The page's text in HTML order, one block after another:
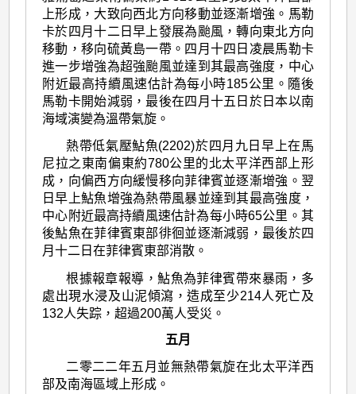
上形成，大致向西北方向移動並逐漸增強。馬勒
卡於四月十二日早上發展為颱風，轉向東北方向
移動，移向硫黃島一帶。四月十四日凌晨馬勒卡
進一步增強為超強颱風並達到其最高強度，中心
附近最高持續風速估計為每小時185公里。隨後
馬勒卡開始減弱，最後在四月十五日於日本以南
海域演變為溫帶氣旋。
熱帶低氣壓鮎魚(2202)於四月九日早上在馬
尼拉之東南偏東約780公里的北太平洋西部上形
成，向偏西方向緩慢移向菲律賓並逐漸增強。翌
日早上鮎魚增強為熱帶風暴並達到其最高強度，
中心附近最高持續風速估計為每小時65公里。其
後鮎魚在菲律賓東部徘徊並逐漸減弱，最後於四
月十二日在菲律賓東部消散。
根據報章報導，鮎魚為菲律賓帶來暴雨，多
處出現水浸及山泥傾瀉，造成至少214人死亡及
132人失踪，超過200萬人受災。
五月
二零二二年五月並無熱帶氣旋在北太平洋西
部及南海區域上形成。